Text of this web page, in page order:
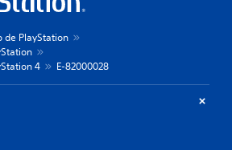
de PlayStation
4
E-82000028